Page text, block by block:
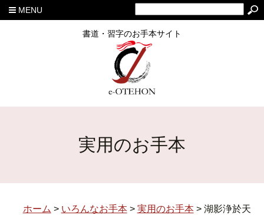
MENU
書道・習字のお手本サイト
実用のお手本
ホーム > いろんなお手本> 実用のお手本> 湖影浄於天